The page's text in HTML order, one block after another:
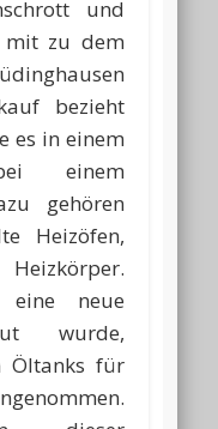
und
mit zu dem
bezieht
es in einem
einem
gehören
Heizöfen,
eine neue
wurde,
Öltanks für